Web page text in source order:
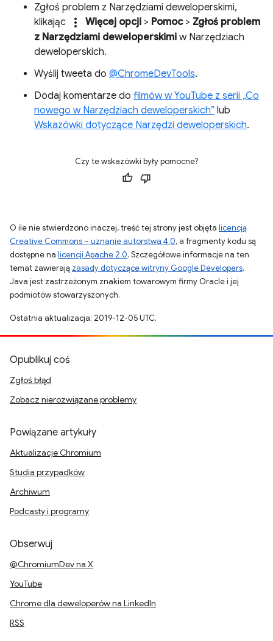
Zgłoś problem z Narzędziami deweloperskimi,
klikając
more_vert Więcej opcji > Pomoc> Zgłoś problem
z Narzędziami deweloperskimi w Narzędziach
deweloperskich.
Wyślij tweeta do @ChromeDevTools.
Dodaj komentarze do filmów w YouTube z serii „Co
nowego w Narzędziach deweloperskich” lub
Wskazówki dotyczące Narzędzi deweloperskich.
Czy te wskazówki były pomocne?
O ile nie stwierdzono inaczej, treść tej strony jest objęta licencją
Creative Commons – uznanie autorstwa 4.0, a fragmenty kodu są
dostępne na licencji Apache 2.0. Szczegółowe informacje na ten
temat zawierają zasady dotyczące witryny Google Developers.
Java jest zastrzeżonym znakiem towarowym firmy Oracle i jej
podmiotów stowarzyszonych.
Ostatnia aktualizacja: 2019-12-05 UTC.
Opublikuj coś
Zgłoś błąd
Zobacz nierozwiązane problemy
Powiązane artykuły
Aktualizacje Chromium
Studia przypadków
Archiwum
Podcasty i programy
Obserwuj
@ChromiumDev na X
YouTube
Chrome dla deweloperów na LinkedIn
RSS